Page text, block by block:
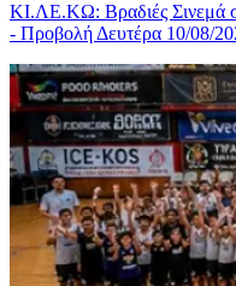
ΚΙ.ΛΕ.ΚΩ: Βραδιές Σινεμά
- Προβολή Δευτέρα 10/08/